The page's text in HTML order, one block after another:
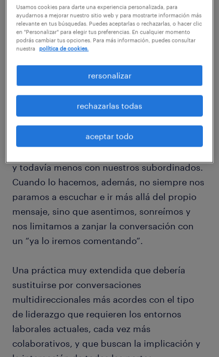
Instalados en la era digital, aquellos que
continúan levantando el teléfono o
improvisando reuniones a la hora de
comentar cualquier aspecto relacionado con
el trabajo representan una minoría en
comparación con todos aquellos que
recurren a los mails, whatsapps, intranets y
demás herramientas 2.0 para comunicarse
durante su día a día laboral.
y todavía menos con nuestros subordinados.
Cuando lo hacemos, además, no siempre nos
paramos a escuchar e ir más allá del propio
mensaje, sino que asentimos, sonreímos y
nos limitamos a zanjar la conversación con
un “ya lo iremos comentando”.
Una práctica muy extendida que debería
sustituirse por conversaciones
multidireccionales más acordes con el tipo
de liderazgo que requieren los entornos
laborales actuales, cada vez más
colaborativos, y que buscan la implicación y
Usamos cookies para darte una experiencia personalizada, para
ayudarnos a mejorar nuestro sitio web y para mostrarte información más
relevante en tus búsquedas. Puedes aceptarlas o rechazarlas, o hacer clic
en "Personalizar" para elegir tus preferencias. En cualquier momento
podrás cambiar tus opciones. Para más información, puedes consultar
nuestra
política de cookies.
rersonalizar
rechazarlas todas
aceptar todo